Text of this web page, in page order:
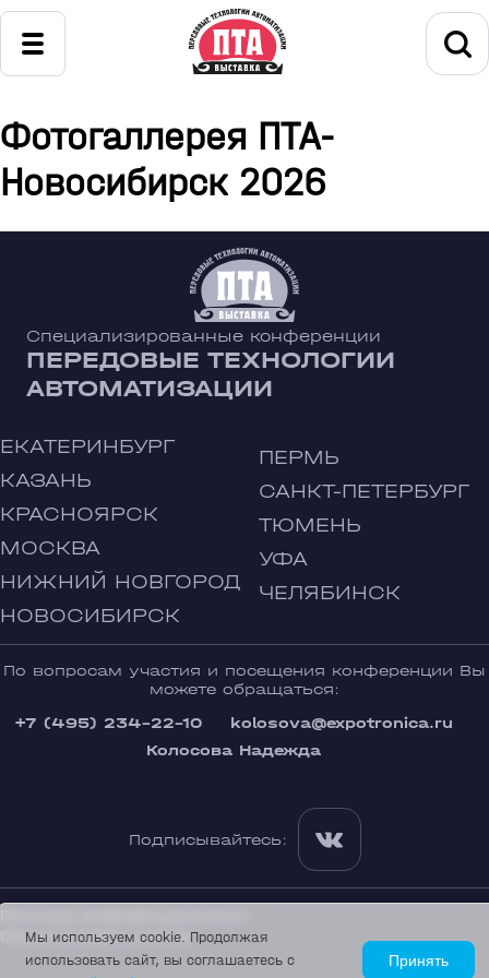
Фотогаллерея ПТА-
Новосибирск 2026
Специализированные конференции
ПЕРЕДОВЫЕ ТЕХНОЛОГИИ
АВТОМАТИЗАЦИИ
ЕКАТЕРИНБУРГ
КАЗАНЬ
КРАСНОЯРСК
МОСКВА
НИЖНИЙ НОВГОРОД
НОВОСИБИРСК
ПЕРМЬ
САНКТ-ПЕТЕРБУРГ
ТЮМЕНЬ
УФА
ЧЕЛЯБИНСК
По вопросам участия и посещения конференции Вы
можете обращаться:
+7 (495) 234-22-10
kolosova@expotronica.ru
Колосова Надежда
Подписывайтесь:
Общие условия участия
Мы используем cookie. Продолжая
использовать сайт, вы соглашаетесь с
Принять